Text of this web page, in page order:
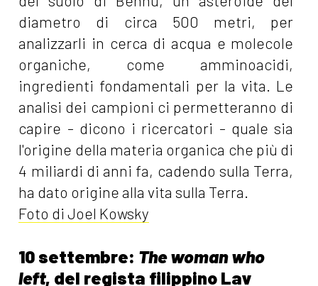
diametro di circa 500 metri, per
analizzarli in cerca di acqua e molecole
organiche, come amminoacidi,
ingredienti fondamentali per la vita. Le
analisi dei campioni ci permetteranno di
capire - dicono i ricercatori - quale sia
l'origine della materia organica che più di
4 miliardi di anni fa, cadendo sulla Terra,
ha dato origine alla vita sulla Terra.
Foto di Joel Kowsky
10 settembre: The woman who
left, del regista filippino Lav